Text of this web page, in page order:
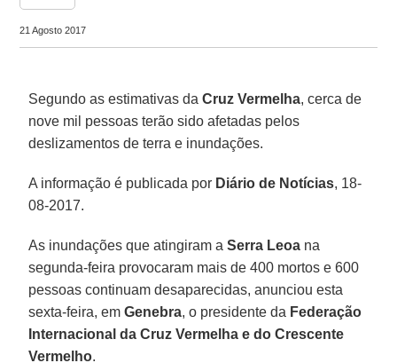
21 Agosto 2017
Segundo as estimativas daCruz Vermelha, cerca de
nove mil pessoas terão sido afetadas pelos
deslizamentos de terra e inundações.
A informação é publicada por Diário de Notícias, 18-
08-2017.
As inundações que atingiram aSerra Leoa na
segunda-feira provocaram mais de 400 mortos e 600
pessoas continuam desaparecidas, anunciou esta
sexta-feira, emGenebra, o presidente da Federação
Internacional da Cruz Vermelha e do Crescente
Vermelho.